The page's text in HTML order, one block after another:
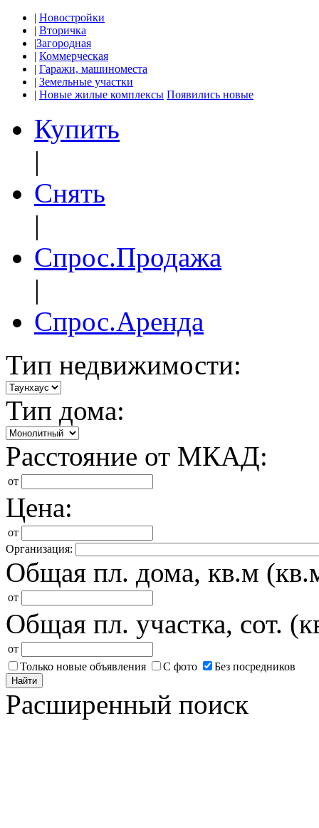
| Новостройки
| Вторичка
|Загородная
| Коммерческая
| Гаражи, машиноместа
| Земельные участки
| Новые жилые комплексы Появились новые
Купить
|
Снять
|
Спрос.Продажа
|
Спрос.Аренда
Тип недвижимости:
Тип дома:
Расстояние от МКАД:
от
Цена:
от
Организация:
Общая пл. дома, кв.м
от
Общая пл. участка, сот.
от
Только новые объявления
С фото Без посредников
Найти
Расширенный поиск